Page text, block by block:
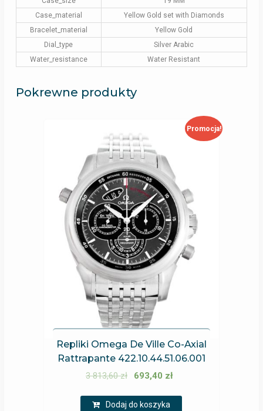
Case_material
Yellow Gold set with Diamonds
Bracelet_material
Yellow Gold
Dial_type
Silver Arabic
Water_resistance
Water Resistant
Pokrewne produkty
Promocja!
Repliki Omega De Ville Co-Axial
Rattrapante 422.10.44.51.06.001
3 813,60zł 693,40 zł
Dodaj do koszyka